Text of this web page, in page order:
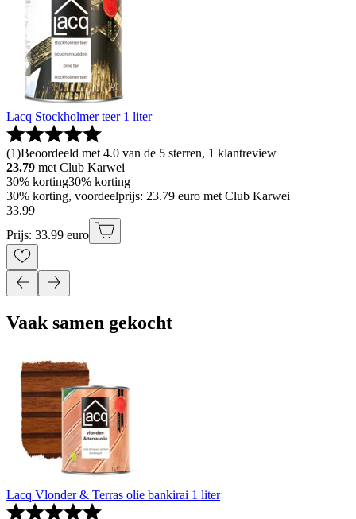
Lacq Stockholmer teer 1 liter
(1)Beoordeeld met 4.0 van de 5 sterren, 1 klantreview
23.79 met Club Karwei
30% korting30% korting
30% korting, voordeelprijs: 23.79 euro met Club Karwei
33.99
Prijs: 33.99 euro
Vaak samen gekocht
Lacq Vlonder & Terras olie bankirai 1 liter